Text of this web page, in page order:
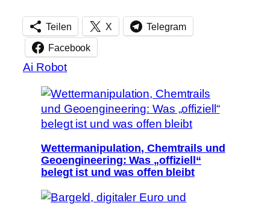
Teilen X Telegram
Facebook
Ai Robot
Wettermanipulation, Chemtrails und
Geoengineering: Was „offiziell“
belegt ist und was offen bleibt